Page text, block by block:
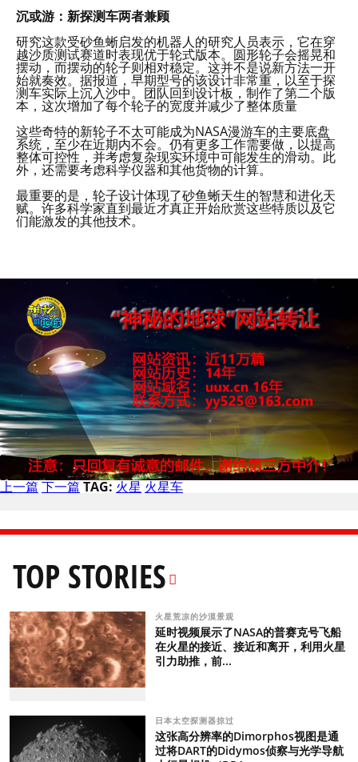
沉或游：新探测车两者兼顾
研究这款受砂鱼蜥启发的机器人的研究人员表示，它在穿
越沙质测试赛道时表现优于轮式版本。圆形轮子会摇晃和
摆动，而摆动的轮子则相对稳定。这并不是说新方法一开
始就奏效。据报道，早期型号的该设计非常重，以至于探
测车实际上沉入沙中。团队回到设计板，制作了第二个版
本，这次增加了每个轮子的宽度并减少了整体质量
这些奇特的新轮子不太可能成为NASA漫游车的主要底盘
系统，至少在近期内不会。仍有更多工作需要做，以提高
整体可控性，并考虑复杂现实环境中可能发生的滑动。此
外，还需要考虑科学仪器和其他货物的计算。
最重要的是，轮子设计体现了砂鱼蜥天生的智慧和进化天
赋。许多科学家直到最近才真正开始欣赏这些特质以及它
们能激发的其他技术。
上一篇下一篇TAG:火星火星车
TOP STORIES
火星荒凉的沙漠景观
延时视频展示了NASA的普赛克号飞船
在火星的接近、接近和离开，利用火星
引力助推，前...
日本太空探测器掠过
这张高分辨率的Dimorphos视图是通
过将DART的Didymos侦察与光学导航